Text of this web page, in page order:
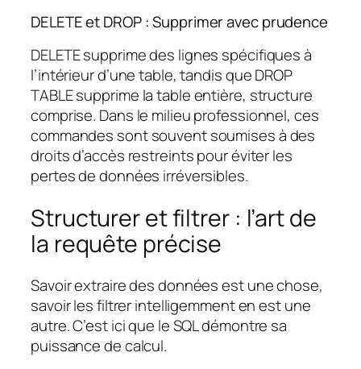
DELETE et DROP : Supprimer avec prudence
DELETE supprime des lignes spécifiques à
l’intérieur d’une table, tandis que DROP
TABLE supprime la table entière, structure
comprise. Dans le milieu professionnel, ces
commandes sont souvent soumises à des
droits d’accès restreints pour éviter les
pertes de données irréversibles.
Structurer et filtrer : l’art de
la requête précise
Savoir extraire des données est une chose,
savoir les filtrer intelligemment en est une
autre. C’est ici que le SQL démontre sa
puissance de calcul.